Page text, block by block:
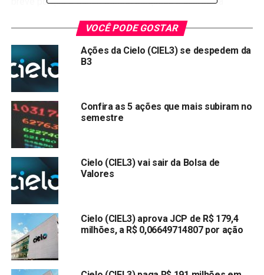
bandeiras Visa e Mastercard.
Procurados, representantes do Banco Central não se
manifestaram. Já porta-voz do Whatsapp no Brasil afirmou
que a empresa espera “continuar atuando junto às
autoridades brasileiras para restaurar o serviço em breve”.
O representante comentou ainda que a companhia tem
interesse em “trabalhar com muitos parceiros locais para
No despacho assinado nesta terça-feira, o
superintendente-geral do Cade, Alexandre Cordeiro
Macedo, afirma que “entende-se haver evidências de que
os fundamentos que embasaram a decisão de imposição
de medida cautelar não subsistem, cabendo, portanto,
revogar a medida cautelar” emitida na terça-feira passada.
VOCÊ PODE GOSTAR
Ações da Cielo (CIEL3) se despedem da
B3
Confira as 5 ações que mais subiram no
semestre
Cielo (CIEL3) vai sair da Bolsa de
Valores
Cielo (CIEL3) aprova JCP de R$ 179,4
milhões, a R$ 0,06649714807 por ação